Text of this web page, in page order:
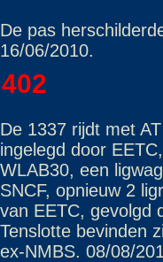
De pas
16/06/2010.
402
De 1337 rijdt met
ingelegd door
WLAB30, een
SNCF, opnieuw 2
van EETC, gevolgd
Tenslotte bevinden
ex-NMBS. 08/08/